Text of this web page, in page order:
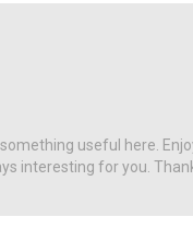
useful here.
interesting for you.